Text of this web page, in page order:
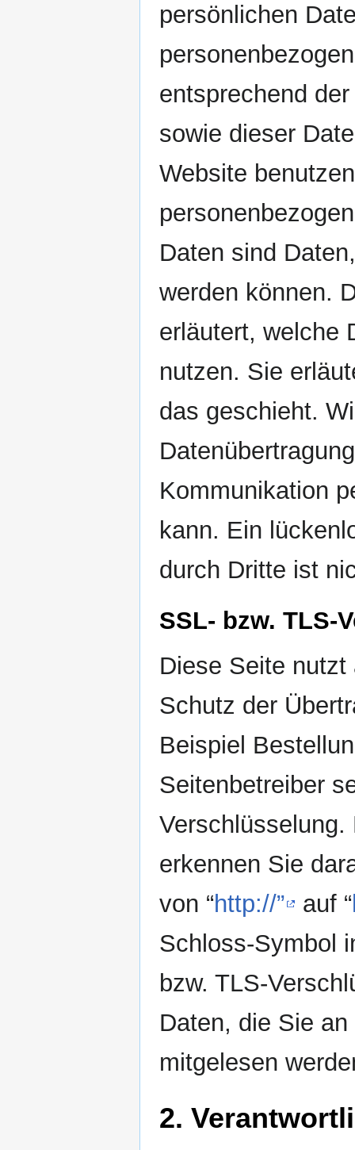
persönlichen
entsprechend
sowie dieser
Website
Daten sind
werden können.
erläutert, welche
nutzen. Sie
das geschieht.
Kommunikation
kann. Ein
durch Dritte ist
SSL- bzw. TLS-
Diese Seite
Schutz der
Beispiel
Seitenbetreiber
erkennen Sie
von “http://” auf “
Schloss-Symbol
bzw. TLS-
Daten, die Sie
mitgelesen
2.